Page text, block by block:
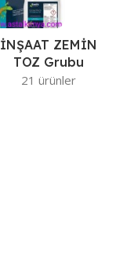
İNŞAAT ZEMİN
TOZ Grubu
21 ürünler